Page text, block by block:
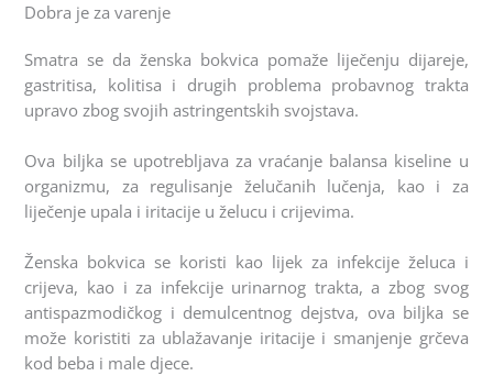
Dobra je za varenje
Smatra se da ženska bokvica pomaže liječenju dijareje,
gastritisa, kolitisa i drugih problema probavnog trakta
upravo zbog svojih astringentskih svojstava.
Ova biljka se upotrebljava za vraćanje balansa kiseline u
organizmu, za regulisanje želučanih lučenja, kao i za
liječenje upala i iritacije u želucu i crijevima.
Ženska bokvica se koristi kao lijek za infekcije želuca i
crijeva, kao i za infekcije urinarnog trakta, a zbog svog
antispazmodičkog i demulcentnog dejstva, ova biljka se
može koristiti za ublažavanje iritacije i smanjenje grčeva
kod beba i male djece.